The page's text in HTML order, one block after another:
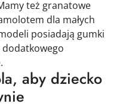
też granatowe
dla małych
posiadają gumki
dodatkowego
aby dziecko